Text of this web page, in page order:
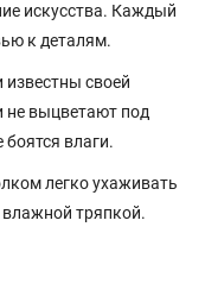
искусства. Каждый
к деталям.
своей
не выцветают под
влаги.
легко ухаживать
влажной тряпкой.